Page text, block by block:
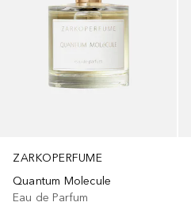
ZARKOPERFUME
Quantum Molecule
Eau de Parfum